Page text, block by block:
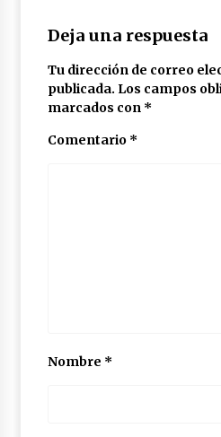
Deja una respuesta
Tu dirección de correo
publicada. Los campos
marcados con *
Comentario *
Nombre *